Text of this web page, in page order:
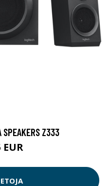
SPEAKERS Z333
EUR